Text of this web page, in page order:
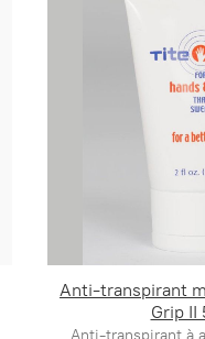
Anti-transpirant
Grip II